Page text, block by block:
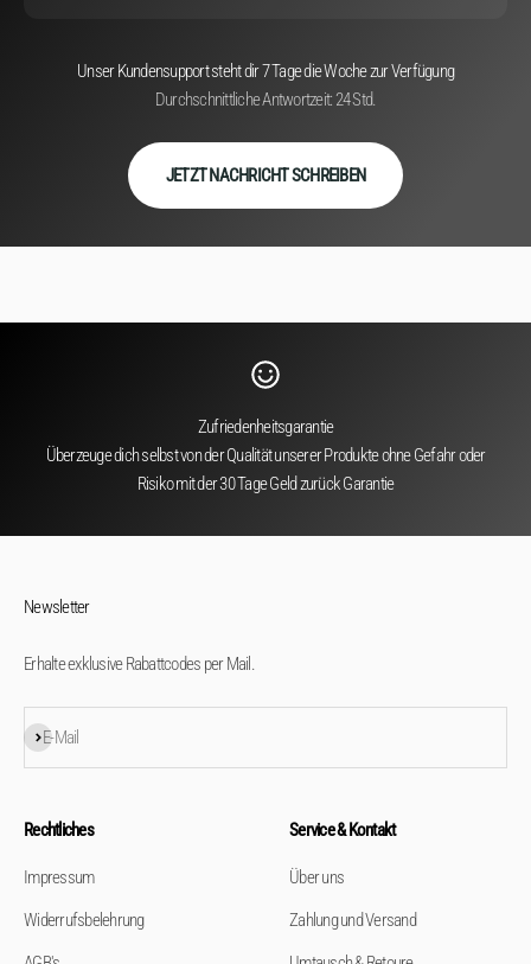
Unser Kundensupport steht dir 7 Tage die Woche zur Verfügung
Durchschnittliche Antwortzeit: 24 Std.
JETZT NACHRICHT SCHREIBEN
Zufriedenheitsgarantie
Überzeuge dich selbst von der Qualität unserer Produkte ohne Gefahr oder
Risiko mit der 30 Tage Geld zurück Garantie
Newsletter
Erhalte exklusive Rabattcodes per Mail.
E-Mail
Abonnieren
Rechtliches
Impressum
Widerrufsbelehrung
Service & Kontakt
Über uns
Zahlung und Versand